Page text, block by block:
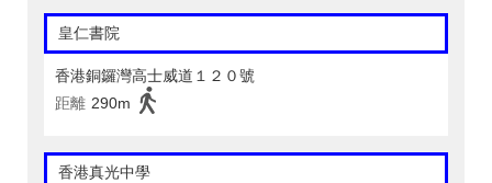
皇仁書院
香港銅鑼灣高士威道１２０號
距離 290m
香港真光中學